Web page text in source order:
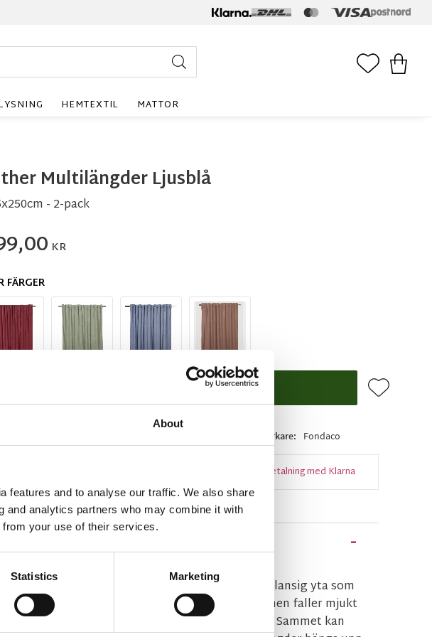
About
features and to analyse our traffic. We also share
and analytics partners who may combine it with
from your use of their services.
Statistics Marketing
HEMTEXTIL MATTOR
Multilängder Ljusblå
- 2-pack
KR
FÄRGER
KÖP Lägg till i
Tillverkare Fondaco
Enkel betalning med Klarna
En sammetsgardin i en fin ljusblå färg med en lätt glansig yta som
ger den ett tidlöst och sofistikerat utseende. Gardinen faller mjukt
och naturligt, formas av tygets tyngd och karaktär. Sammet kan